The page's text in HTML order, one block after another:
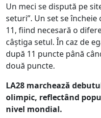
Un meci se dispută pe
seturi”. Un set se
11, fiind necesară o
câștiga setul. În caz de
după 11 puncte până
două puncte.
LA28 marchează
olimpic, reflectând
nivel mondial.